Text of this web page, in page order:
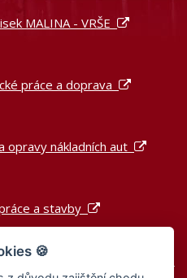
MALINA - VRŠE
práce a doprava
opravy nákladních aut
a stavby
🍪